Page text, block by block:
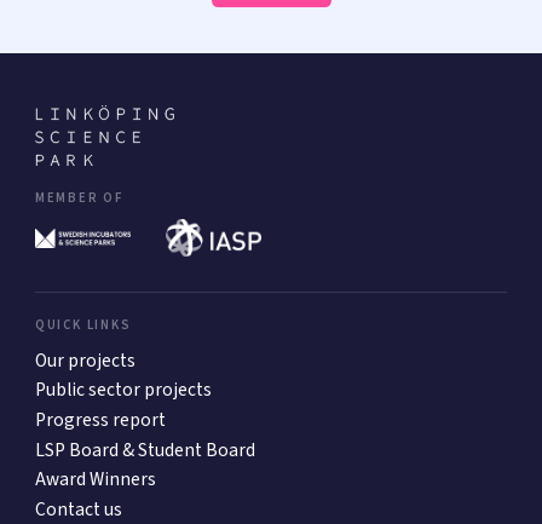
MEMBER OF
QUICK LINKS
Our projects
Public sector projects
Progress report
LSP Board & Student Board
Award Winners
Contact us